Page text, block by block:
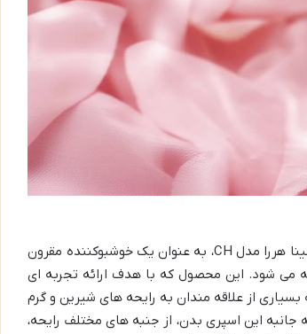
اسپری بدن زنانه سی اچ بادی کر، با الهام از رایحه محبوب عطر کارولینا هررا مدل CH، به عنوان یک خوشبوکننده مقرون
می شود. این محصول که با هدف ارائه تجربه ای
از علاقه مندان به رایحه های شیرین و گرم
این اسپری بدن، از جنبه های مختلف رایحه،